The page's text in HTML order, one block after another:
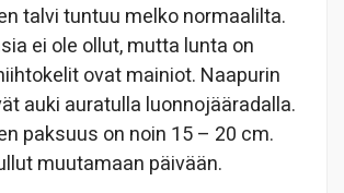
talvi tuntuu melko normaalilta.
ei ole ollut, mutta lunta on
ovat mainiot. Naapurin
auki auratulla luonnojääradalla.
paksuus on noin 15 – 20 cm.
muutamaan päivään.